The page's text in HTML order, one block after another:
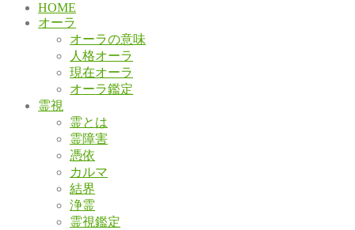
HOME
オーラ
オーラの意味
人格オーラ
現在オーラ
オーラ鑑定
霊視
霊とは
霊障害
憑依
カルマ
結界
浄霊
霊視鑑定